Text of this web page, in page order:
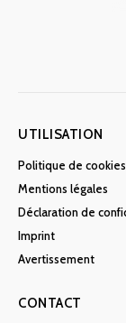
UTILISATION
Politique de cookies
Mentions légales
Déclaration de
Imprint
Avertissement
CONTACT